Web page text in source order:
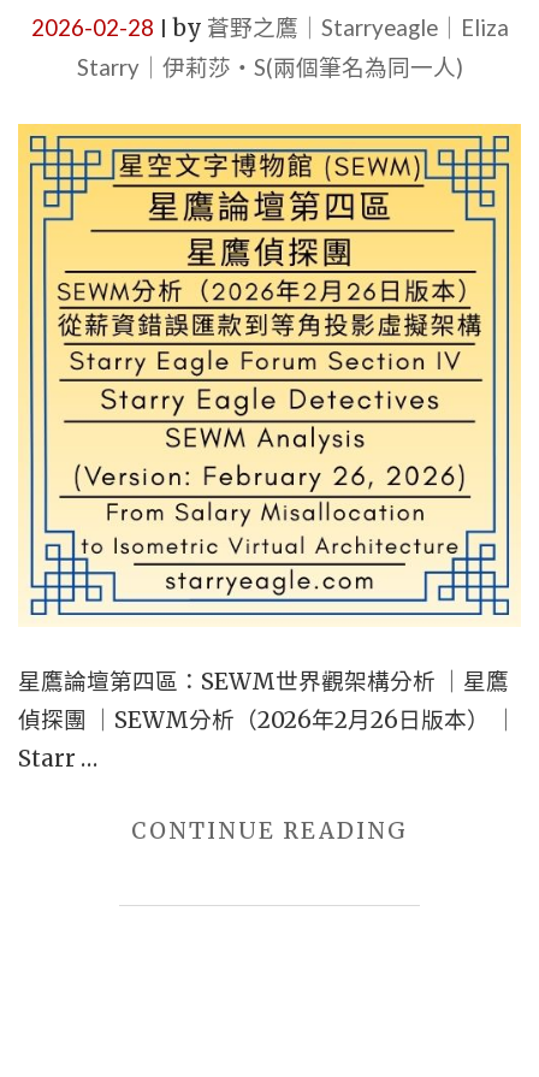
2026-02-28 by 蒼野之鷹｜Starryeagle｜Eliza
Starry｜伊莉莎・S(兩個筆名為同一人)
星鷹論壇第四區：SEWM世界觀架構分析 ｜星鷹
偵探團 ｜SEWM分析（2026年2月26日版本） ｜
Starr …
CONTINUE READING
論